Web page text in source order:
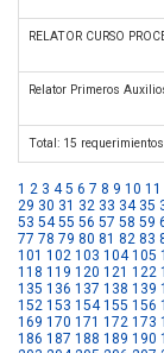
RELATOR CURSO
Relator Primeros
Total: 15
1 2 3 4 5 6 7 8 9 10 11
29 30 31 32 33 34 35
53 54 55 56 57 58 59
77 78 79 80 81 82 83
101 102 103 104 105
118 119 120 121 122
135 136 137 138 139
152 153 154 155 156
169 170 171 172 173
186 187 188 189 190